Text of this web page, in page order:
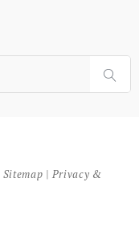
Sitemap | Privacy &